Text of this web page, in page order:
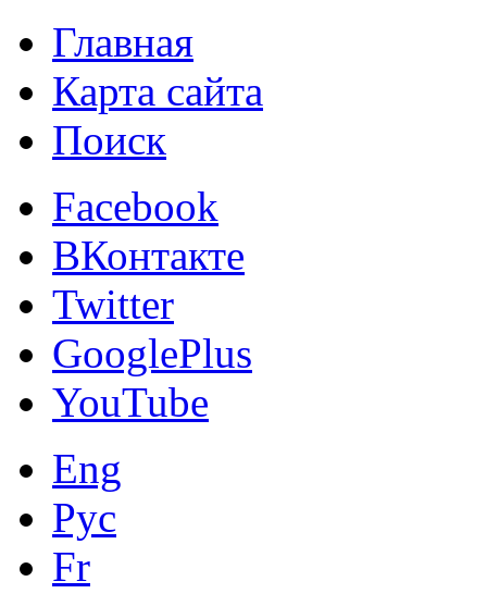
Главная
Карта сайта
Поиск
Facebook
ВКонтакте
Twitter
GooglePlus
YouTube
Eng
Рус
Fr